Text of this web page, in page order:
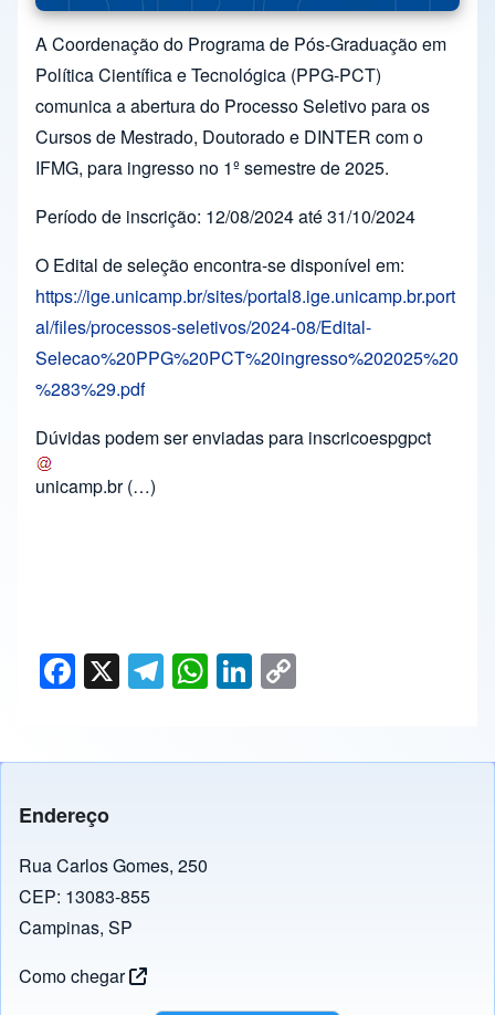
A Coordenação do Programa de Pós-Graduação em
Política Científica e Tecnológica (PPG-PCT)
comunica a abertura do Processo Seletivo para os
Cursos de Mestrado, Doutorado e DINTER com o
IFMG, para ingresso no 1º semestre de 2025.
Período de inscrição: 12/08/2024 até 31/10/2024
O Edital de seleção encontra-se disponível em:
https://ige.unicamp.br/sites/portal8.ige.unicamp.br.port
al/files/processos-seletivos/2024-08/Edital-
Selecao%20PPG%20PCT%20ingresso%202025%20
%283%29.pdf
Dúvidas podem ser enviadas para inscricoespgpct
unicamp.br(…)
F
a
e
b
o
o
k
X T
el
gr
W
h
s
Li
n
e y
Endereço
Rua Carlos Gomes, 250
CEP: 13083-855
Campinas, SP
Como chegar